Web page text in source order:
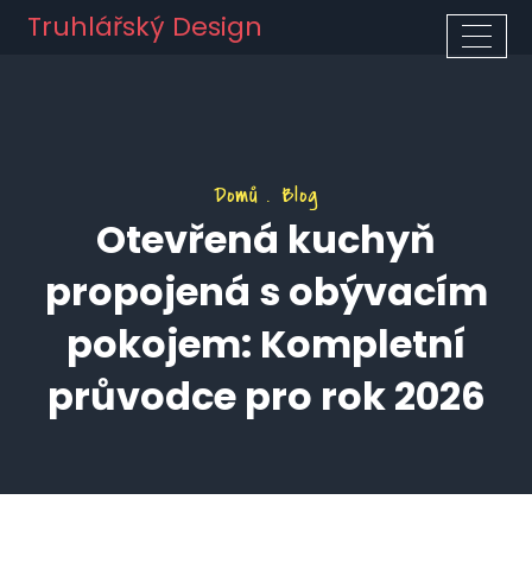
Truhlářský Design
Domů Blog
Otevřená kuchyň
propojená s obývacím
pokojem: Kompletní
průvodce pro rok 2026